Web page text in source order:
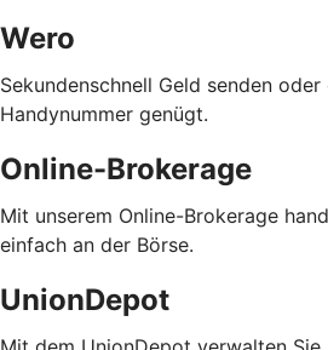
Wero
Sekundenschnell Geld senden
Handynummer genügt.
Online-Brokerage
Mit unserem Online-Brokerage
einfach an der Börse.
UnionDepot